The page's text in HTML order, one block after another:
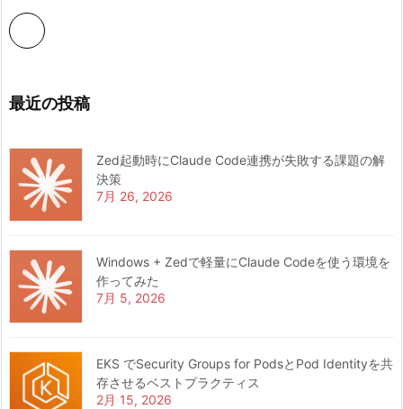
最近の投稿
Zed起動時にClaude Code連携が失敗する課題の解
決策
7月 26, 2026
Windows + Zedで軽量にClaude Codeを使う環境を
作ってみた
7月 5, 2026
EKS でSecurity Groups for PodsとPod Identityを共
存させるベストプラクティス
2月 15, 2026